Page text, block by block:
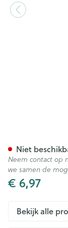
€ 6,97
Niet
Neem contact op
we samen de
Bekijk alle